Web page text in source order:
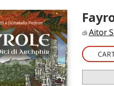
di Aitor